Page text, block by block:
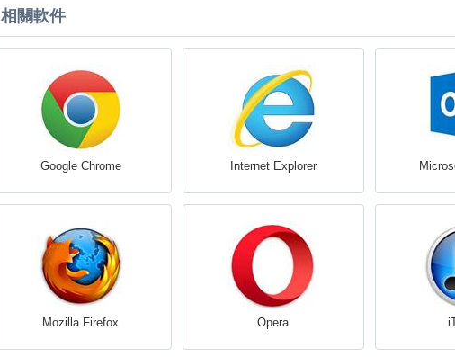
相關軟件
Google Chrome Internet Explorer
Mozilla Firefox Opera